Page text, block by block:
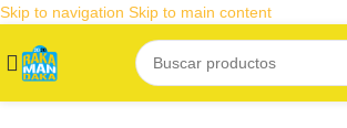
Skip to navigation Skip to main content